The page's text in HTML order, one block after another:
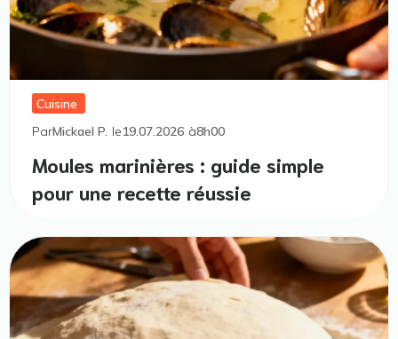
Cuisine
ParMickael P. le19.07.2026 à8h00
Moules marinières : guide simple
pour une recette réussie